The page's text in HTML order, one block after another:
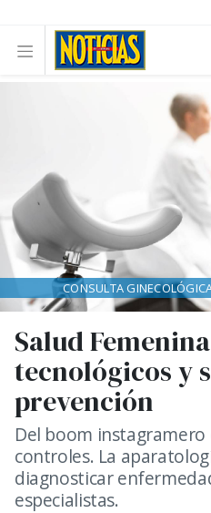
Salud
tecnológicos y
prevención
Del boom instagramero
controles. La
diagnosticar
especialistas.
CONSULTA